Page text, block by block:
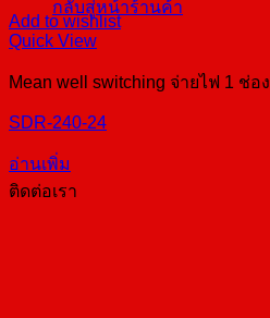
กลับสู่หน้าร้านค้า
Add to wishlist
Quick View
Mean well switching จ่ายไฟ 1 ช่อง
SDR-240-24
อ่านเพิ่ม
ติดต่อเรา